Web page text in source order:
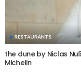
RESTAURANTS
the dune by Niclas
Michelin